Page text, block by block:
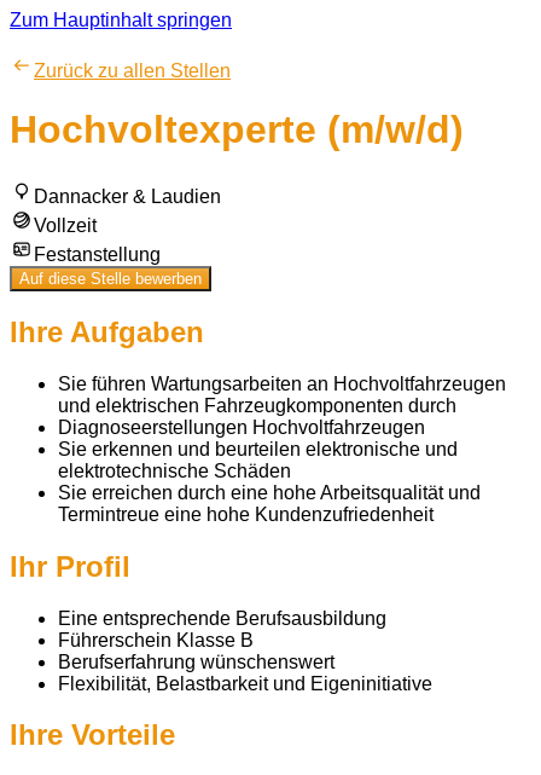
Zum Hauptinhalt springen
Zurück zu allen Stellen
Hochvoltexperte (m/w/d)
Dannacker & Laudien
Vollzeit
Festanstellung
Auf diese Stelle bewerben
Ihre Aufgaben
Sie führen Wartungsarbeiten an Hochvoltfahrzeugen
und elektrischen Fahrzeugkomponenten durch
Diagnoseerstellungen Hochvoltfahrzeugen
Sie erkennen und beurteilen elektronische und
elektrotechnische Schäden
Sie erreichen durch eine hohe Arbeitsqualität und
Termintreue eine hohe Kundenzufriedenheit
Ihr Profil
Eine entsprechende Berufsausbildung
Führerschein Klasse B
Berufserfahrung wünschenswert
Flexibilität, Belastbarkeit und Eigeninitiative
Ihre Vorteile